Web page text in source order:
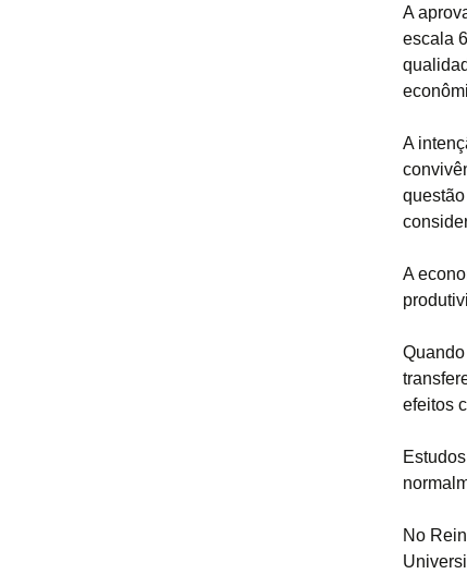
A
escala
A
A
efeitos
No